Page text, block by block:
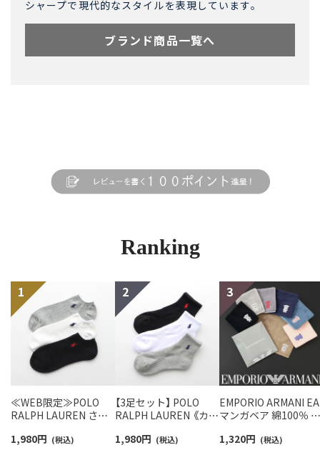
シャープで現代的なスタイルを表現しています。
ブランド商品一覧へ
Ranking
≪WEB限定≫POLO
RALPH LAUREN さら
スニーカー丈ソックス
1,980円 (税込)
【3足セット】 POLO
RALPH LAUREN 《カラ
ンポイントソックス シ
1,980円 (税込)
EMPORIO ARMANI EA
マンガベア 綿100％ ミ
最短翌日発送】
1,320円 (税込)